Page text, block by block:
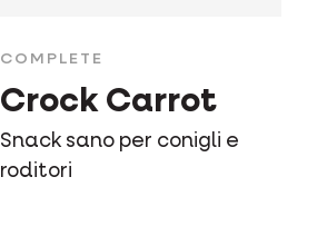
COMPLETE
Crock Carrot
Snack sano per conigli e
roditori